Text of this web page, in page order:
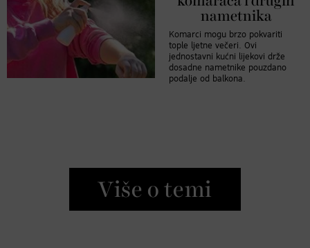
nametnika
Komarci mogu brzo pokvariti
tople ljetne večeri. Ovi
jednostavni kućni lijekovi drže
dosadne nametnike pouzdano
podalje od balkona.
Više o temi